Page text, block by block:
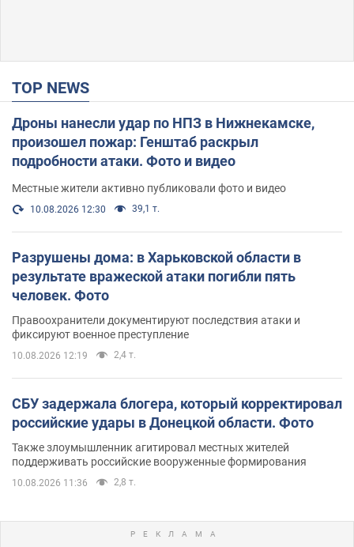
TOP NEWS
Дроны нанесли удар по НПЗ в Нижнекамске,
произошел пожар: Генштаб раскрыл
подробности атаки. Фото и видео
Местные жители активно публиковали фото и видео
10.08.2026 12:30 39,1 т.
Разрушены дома: в Харьковской области в
результате вражеской атаки погибли пять
человек. Фото
Правоохранители документируют последствия атаки и
фиксируют военное преступление
10.08.2026 12:19 2,4 т.
СБУ задержала блогера, который корректировал
российские удары в Донецкой области. Фото
Также злоумышленник агитировал местных жителей
поддерживать российские вооруженные формирования
10.08.2026 11:36 2,8 т.